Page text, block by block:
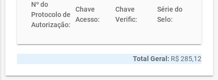
Nº do
Protocolo de
Autorização:
Chave
Acesso:
Chave
Verific:
Série do
Selo:
Total Geral: R$ 285,12